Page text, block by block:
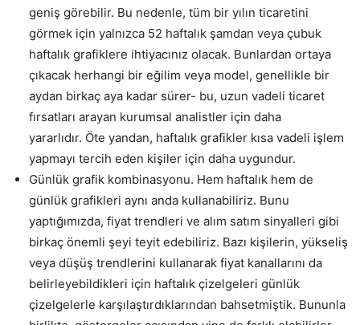
geniş görebilir. Bu nedenle, tüm bir yılın ticaretini
görmek için yalnızca 52 haftalık şamdan veya çubuk
haftalık grafiklere ihtiyacınız olacak. Bunlardan ortaya
çıkacak herhangi bir eğilim veya model, genellikle bir
aydan birkaç aya kadar sürer- bu, uzun vadeli ticaret
fırsatları arayan kurumsal analistler için daha
yararlıdır. Öte yandan, haftalık grafikler kısa vadeli işlem
yapmayı tercih eden kişiler için daha uygundur.
Günlük grafik kombinasyonu. Hem haftalık hem de
günlük grafikleri aynı anda kullanabiliriz. Bunu
yaptığımızda, fiyat trendleri ve alım satım sinyalleri gibi
birkaç önemli şeyi teyit edebiliriz. Bazı kişilerin, yükseliş
veya düşüş trendlerini kullanarak fiyat kanallarını da
belirleyebildikleri için haftalık çizelgeleri günlük
çizelgelerle karşılaştırdıklarından bahsetmiştik. Bununla